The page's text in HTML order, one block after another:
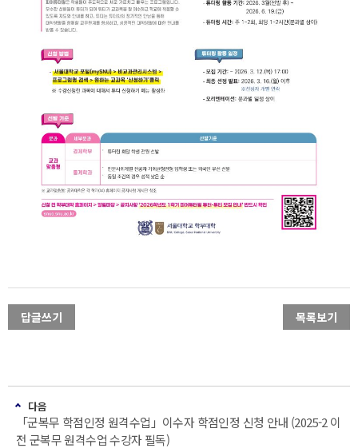
답글쓰기 목록보기
다음
「군복무 학점인정 원격수업」이수자 학점인정 신청 안내 (2025-2 이
전 군복무 원격수업 수강자 필독)